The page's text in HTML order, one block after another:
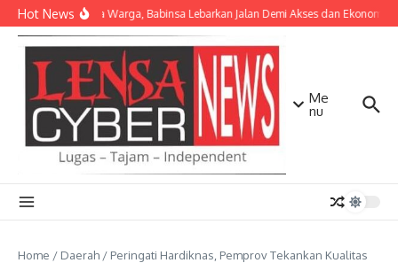
Lewati ke konten
Hot NewsBersama Warga, Babinsa Lebarkan Jalan Demi Akses dan Ekonomi
Me
nu
Home / Daerah / Peringati Hardiknas, Pemprov Tekankan Kualitas